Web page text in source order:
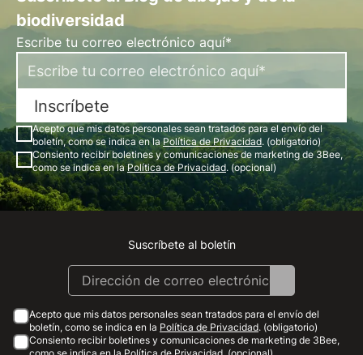
biodiversidad
Escribe tu correo electrónico aquí*
Inscríbete
Acepto que mis datos personales sean tratados para el envío del
boletín, como se indica en laPolítica de Privacidad. (obligatorio)
Consiento recibir boletines y comunicaciones de marketing de 3Bee,
como se indica en laPolítica de Privacidad. (opcional)
Instagram
Facebook
Linkedin
Youtube
Suscríbete al boletín
Acepto que mis datos personales sean tratados para el envío del
boletín, como se indica en la Política de Privacidad. (obligatorio)
Consiento recibir boletines y comunicaciones de marketing de 3Bee,